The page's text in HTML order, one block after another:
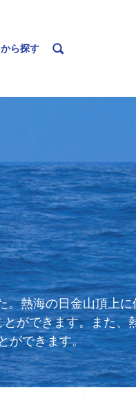
ら探す
。熱海の日金山頂上に
ができます。また、
ができます。